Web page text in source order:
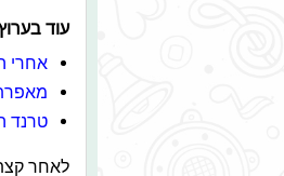
עוד
אחרי
טרנד
לאחר